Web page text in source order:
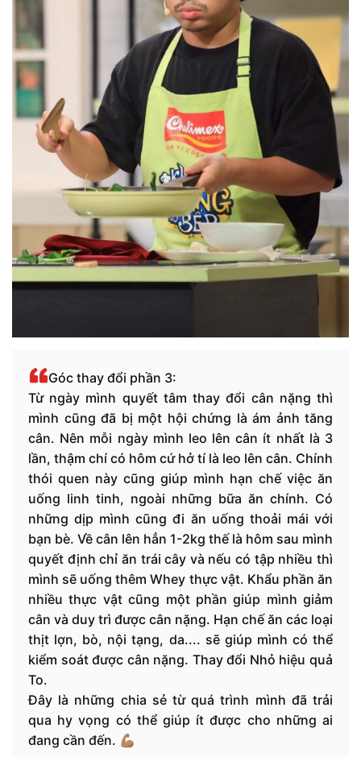
Góc thay đổi phần 3:
Từ ngày mình quyết tâm thay đổi cân nặng thì
mình cũng đã bị một hội chứng là ám ảnh tăng
cân. Nên mỗi ngày mình leo lên cân ít nhất là 3
lần, thậm chí có hôm cứ hở tí là leo lên cân. Chính
thói quen này cũng giúp mình hạn chế việc ăn
uống linh tinh, ngoài những bữa ăn chính. Có
những dịp mình cũng đi ăn uống thoải mái với
bạn bè. Về cân lên hẳn 1-2kg thế là hôm sau mình
quyết định chỉ ăn trái cây và nếu có tập nhiều thì
mình sẽ uống thêm Whey thực vật. Khẩu phần ăn
nhiều thực vật cũng một phần giúp mình giảm
cân và duy trì được cân nặng. Hạn chế ăn các loại
thịt lợn, bò, nội tạng, da.... sẽ giúp mình có thể
kiểm soát được cân nặng. Thay đổi Nhỏ hiệu quả
To.
Đây là những chia sẻ từ quá trình mình đã trải
qua hy vọng có thể giúp ít được cho những ai
đang cần đến. 💪🏽